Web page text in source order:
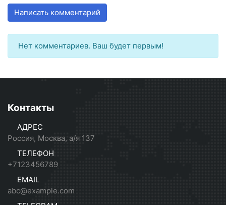
Написать комментарий
Нет комментариев. Ваш будет первым!
Контакты
АДРЕС
Россия, Москва, а/я 137
ТЕЛЕФОН
+7123456789
EMAIL
abc@example.com